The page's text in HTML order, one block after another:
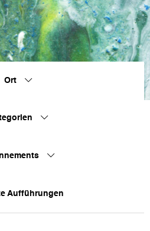
Ort
Aufführungen